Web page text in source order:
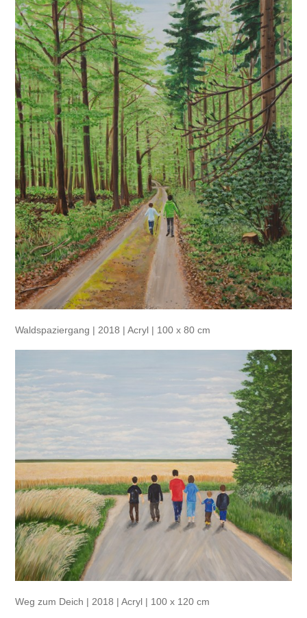
Waldspaziergang | 2018 | Acryl | 100 x 80 cm
Weg zum Deich | 2018 | Acryl | 100 x 120 cm